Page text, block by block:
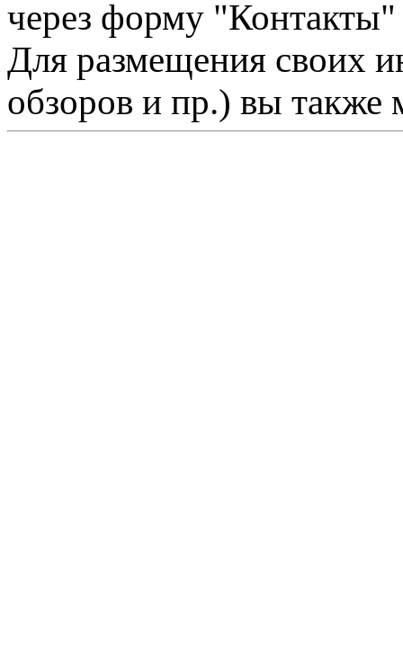
через форму "Контакты"
Для размещения своих
обзоров и пр.) вы также